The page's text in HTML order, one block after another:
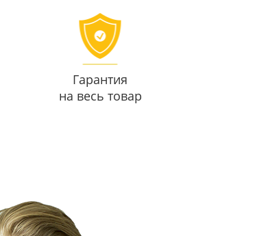
Гарантия
на весь товар